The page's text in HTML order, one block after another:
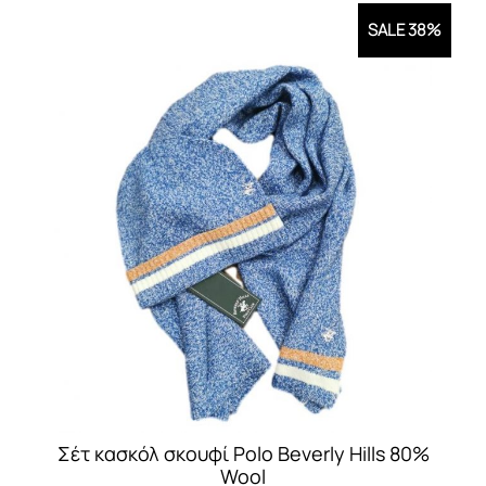
SALE 38%
Σέτ κασκόλ σκουφί Polo Beverly Hills 80%
Wool